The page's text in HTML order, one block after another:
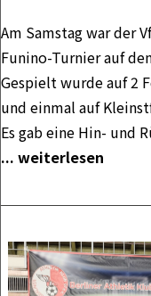
Am Samstag war der
Funino-Turnier auf
Gespielt wurde auf 2
und einmal auf
Es gab eine Hin- und
... weiterlesen